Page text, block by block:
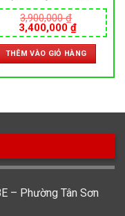
PIN – SIZE 26MM – MÁY
THỤY SỸ
3,900,000₫
Giá
gốc
là:
3,900,000 ₫.
3,400,000₫Giá
hiện
tại
là:
THÊM VÀO GIỎ HÀNG
– Phường Tân Sơn